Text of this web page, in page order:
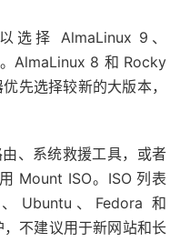
选择 AlmaLinux 9、
AlmaLinux 8 和 Rocky
先选择较新的大版本，
、系统救援工具，或者
Mount ISO。ISO 列表
Ubuntu、Fedora 和
不建议用于新网站和长